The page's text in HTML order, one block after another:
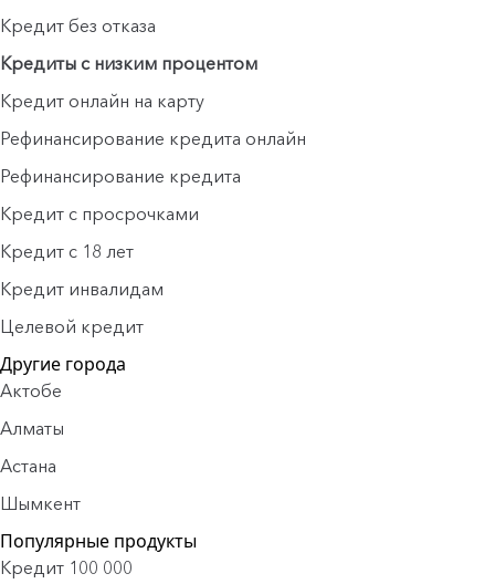
Кредит без отказа
Кредиты с низким процентом
Кредит онлайн на карту
Рефинансирование кредита онлайн
Рефинансирование кредита
Кредит с просрочками
Кредит с 18 лет
Кредит инвалидам
Целевой кредит
Другие города
Актобе
Алматы
Астана
Шымкент
Популярные продукты
Кредит 100 000